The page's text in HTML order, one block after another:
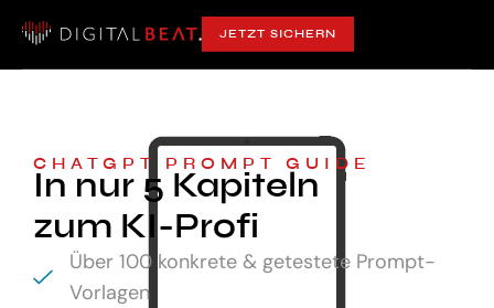
JETZT SICHERN
CHATGPT PROMPT GUIDE
In nur 5 Kapiteln
zum KI-Profi
Über 100 konkrete & getestete Prompt-
Vorlagen